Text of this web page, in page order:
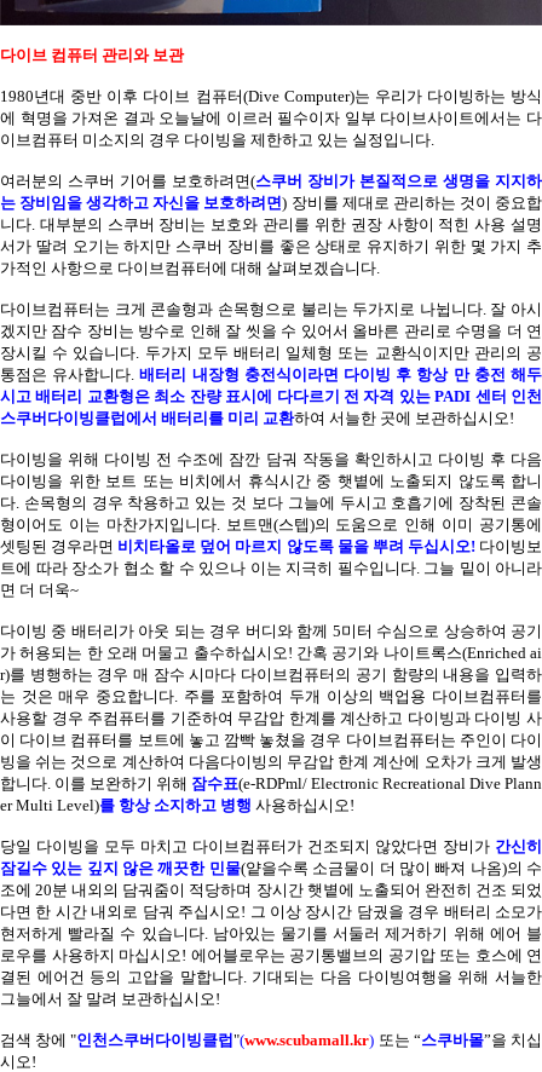
다이브 컴퓨터 관리와 보관
1980년대 중반 이후 다이브 컴퓨터(Dive Computer)는 우리가 다이빙하는 방식
에 혁명을 가져온 결과 오늘날에 이르러 필수이자 일부 다이브사이트에서는 다
이브컴퓨터 미소지의 경우 다이빙을 제한하고 있는 실정입니다.
여러분의 스쿠버 기어를 보호하려면(스쿠버 장비가 본질적으로 생명을 지지하
는 장비임을 생각하고 자신을 보호하려면) 장비를 제대로 관리하는 것이 중요합
니다. 대부분의 스쿠버 장비는 보호와 관리를 위한 권장 사항이 적힌 사용 설명
서가 딸려 오기는 하지만 스쿠버 장비를 좋은 상태로 유지하기 위한 몇 가지 추
가적인 사항으로 다이브컴퓨터에 대해 살펴보겠습니다.
다이브컴퓨터는 크게 콘솔형과 손목형으로 불리는 두가지로 나뉩니다. 잘 아시
겠지만 잠수 장비는 방수로 인해 잘 씻을 수 있어서 올바른 관리로 수명을 더 연
장시킬 수 있습니다. 두가지 모두 배터리 일체형 또는 교환식이지만 관리의 공
통점은 유사합니다.배터리 내장형 충전식이라면 다이빙 후 항상 만 충전 해두
시고 배터리 교환형은 최소 잔량 표시에 다다르기 전 자격 있는PADI 센터 인천
스쿠버다이빙클럽에서 배터리를 미리 교환하여 서늘한 곳에 보관하십시오!
다이빙을 위해 다이빙 전 수조에 잠깐 담궈 작동을 확인하시고 다이빙 후 다음
다이빙을 위한 보트 또는 비치에서 휴식시간 중 햇볕에 노출되지 않도록 합니
다. 손목형의 경우 착용하고 있는 것 보다 그늘에 두시고 호흡기에 장착된 콘솔
형이어도 이는 마찬가지입니다. 보트맨(스텝)의 도움으로 인해 이미 공기통에
셋팅된 경우라면 비치타올로 덮어 마르지 않도록 물을 뿌려 두십시오! 다이빙보
트에 따라 장소가 협소 할 수 있으나 이는 지극히 필수입니다. 그늘 밑이 아니라
면 더 더욱~
다이빙 중 배터리가 아웃 되는 경우 버디와 함께 5미터 수심으로 상승하여 공기
가 허용되는 한 오래 머물고 출수하십시오! 간혹 공기와 나이트록스(Enriched ai
r)를 병행하는 경우 매 잠수 시마다 다이브컴퓨터의 공기 함량의 내용을 입력하
는 것은 매우 중요합니다. 주를 포함하여 두개 이상의 백업용 다이브컴퓨터를
사용할 경우 주컴퓨터를 기준하여 무감압 한계를 계산하고 다이빙과 다이빙 사
이 다이브 컴퓨터를 보트에 놓고 깜빡 놓쳤을 경우 다이브컴퓨터는 주인이 다이
빙을 쉬는 것으로 계산하여 다음다이빙의 무감압 한계 계산에 오차가 크게 발생
합니다. 이를 보완하기 위해 잠수표(e-RDPml/ Electronic Recreational Dive Plann
er Multi Level)를 항상 소지하고 병행 사용하십시오!
당일 다이빙을 모두 마치고 다이브컴퓨터가 건조되지 않았다면 장비가 간신히
잠길수 있는 깊지 않은 깨끗한 민물(얕을수록 소금물이 더 많이 빠져 나옴)의 수
조에20분 내외의 담궈줌이 적당하며 장시간 햇볕에 노출되어 완전히 건조 되었
다면 한 시간 내외로 담궈 주십시오! 그 이상 장시간 담궜을 경우 배터리 소모가
현저하게 빨라질 수 있습니다. 남아있는 물기를 서둘러 제거하기 위해 에어 블
로우를 사용하지 마십시오! 에어블로우는 공기통밸브의 공기압 또는 호스에 연
결된 에어건 등의 고압을 말합니다. 기대되는 다음 다이빙여행을 위해 서늘한
그늘에서 잘 말려 보관하십시오!
검색 창에 "인천스쿠버다이빙클럽"(www.scubamall.kr) 또는 “스쿠바몰”을 치십
시오!